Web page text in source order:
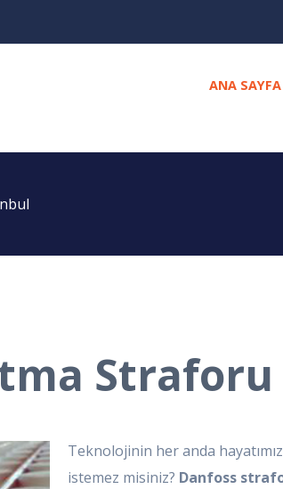
ANA SAYFA
Teknolojinin her anda
istemez misiniz? Danfoss